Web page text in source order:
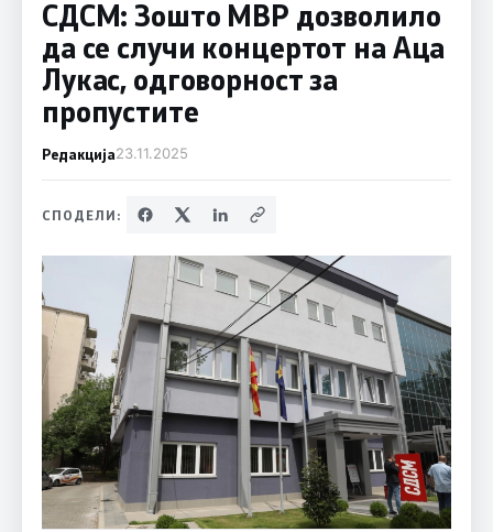
СДСМ: Зошто МВР дозволило
да се случи концертот на Аца
Лукас, одговорност за
пропустите
Редакција23.11.2025
СПОДЕЛИ: